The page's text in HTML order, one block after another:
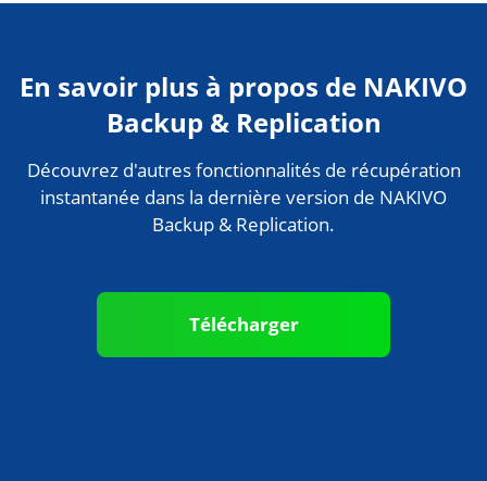
En savoir plus à propos de NAKIVO
Backup & Replication
Découvrez d'autres fonctionnalités de récupération
instantanée dans la dernière version de NAKIVO
Backup & Replication.
Télécharger